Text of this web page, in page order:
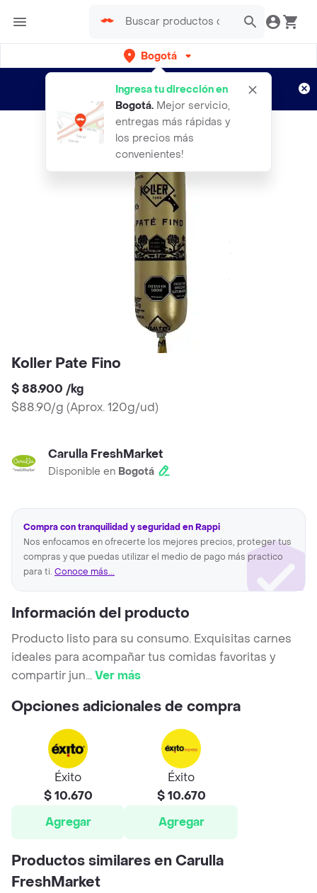
Bogotá
Ingresa tu dirección en
Bogotá. Mejor servicio,
entregas más rápidas y
los precios más
convenientes!
envíos gratis por semanas
Aplican TyC
Koller Pate Fino
$ 88.900 /kg
$88.90/g (Aprox. 120g/ud)
Carulla FreshMarket
Disponible en Bogotá
Compra con tranquilidad y seguridad en Rappi
Nos enfocamos en ofrecerte los mejores precios, proteger tus
compras y que puedas utilizar el medio de pago más practico
para ti. Conoce más...
Información del producto
Producto listo para su consumo. Exquisitas carnes
ideales para acompañar tus comidas favoritas y
compartir jun...Ver más
Opciones adicionales de compra
Éxito
$ 10.670
Agregar
Éxito
$ 10.670
Agregar
Productos similares en Carulla
FreshMarket